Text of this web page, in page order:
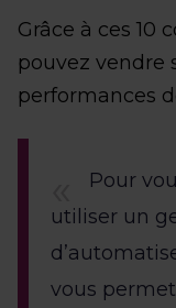
Grâce à ces 10
pouvez vendre
performances
Pour
utiliser un
vous